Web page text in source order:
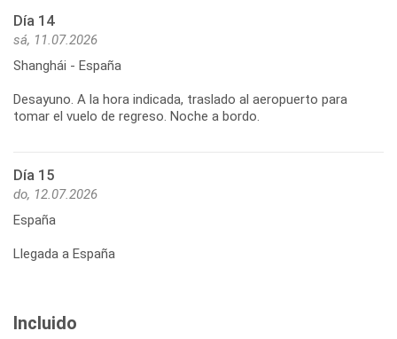
Día 14
sá, 11.07.2026
Shanghái - España
Desayuno. A la hora indicada, traslado al aeropuerto para
Día 15
do, 12.07.2026
España
Llegada a España
Incluido